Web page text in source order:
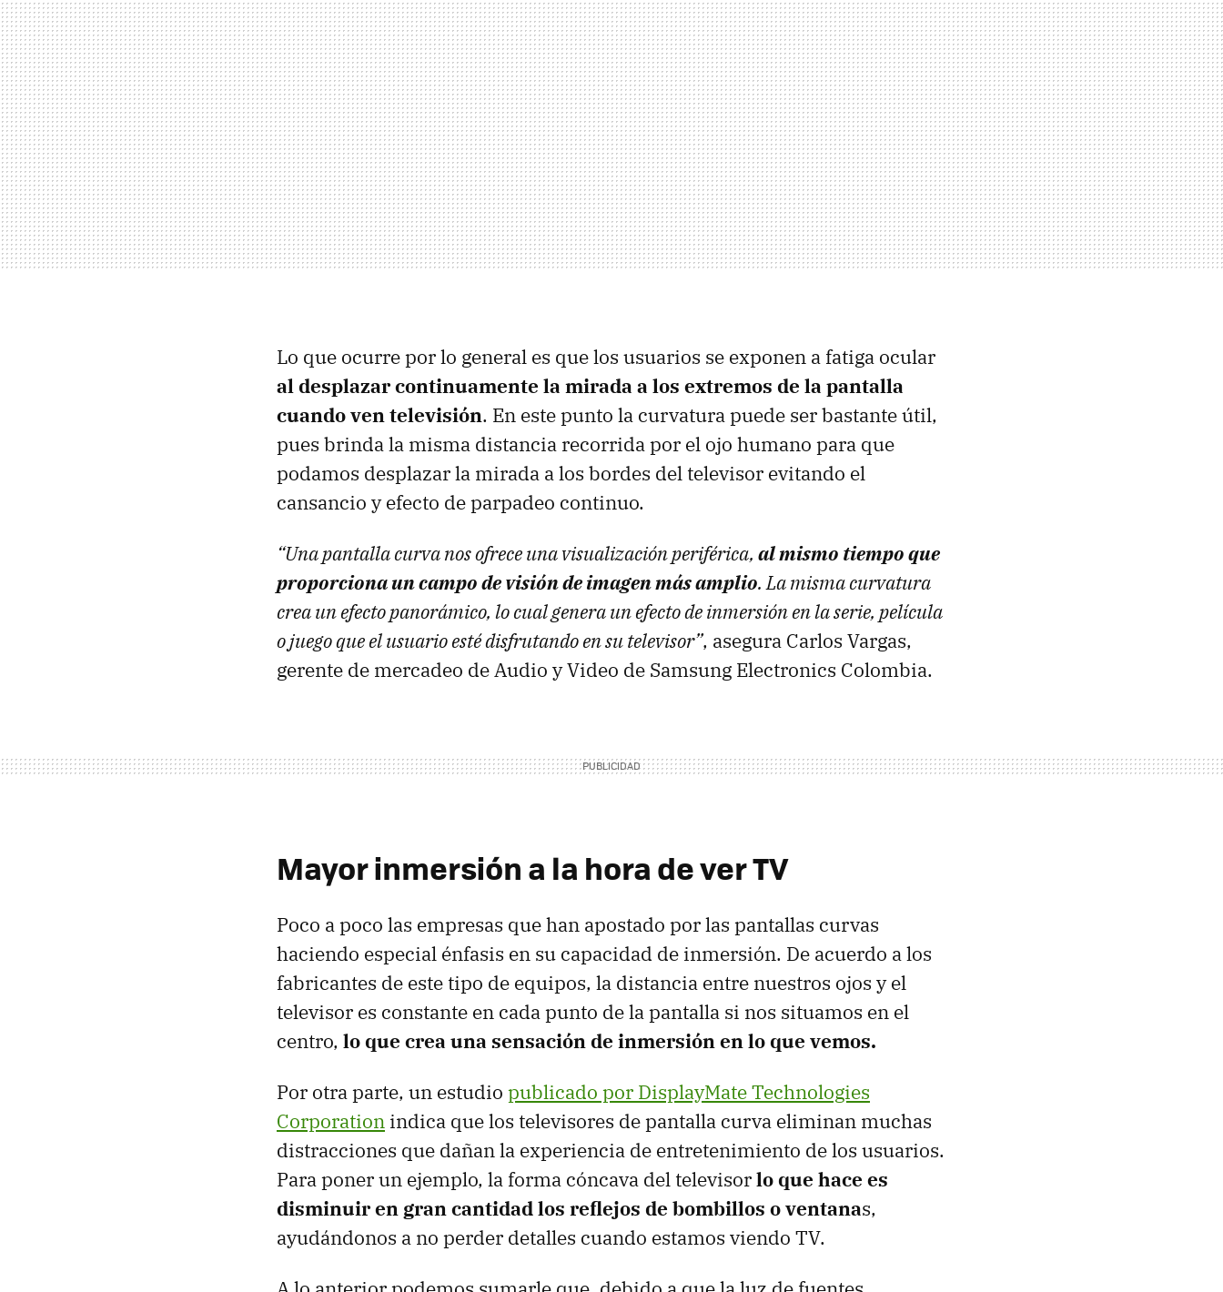
Lo que ocurre por lo general es que los usuarios se exponen a fatiga ocular
al desplazar continuamente la mirada a los extremos de la pantalla
cuando ven televisión. En este punto la curvatura puede ser bastante útil,
pues brinda la misma distancia recorrida por el ojo humano para que
podamos desplazar la mirada a los bordes del televisor evitando el
cansancio y efecto de parpadeo continuo.
“Una pantalla curva nos ofrece una visualización periférica, al mismo tiempo que
proporciona un campo de visión de imagen más amplio. La misma curvatura
crea un efecto panorámico, lo cual genera un efecto de inmersión en la serie, película
o juego que el usuario esté disfrutando en su televisor”, asegura Carlos Vargas,
gerente de mercadeo de Audio y Video de Samsung Electronics Colombia.
Mayor inmersión a la hora de ver TV
Poco a poco las empresas que han apostado por las pantallas curvas
haciendo especial énfasis en su capacidad de inmersión. De acuerdo a los
fabricantes de este tipo de equipos, la distancia entre nuestros ojos y el
televisor es constante en cada punto de la pantalla si nos situamos en el
centro, lo que crea una sensación de inmersión en lo que vemos.
Por otra parte, un estudio publicado por DisplayMate Technologies
Corporation indica que los televisores de pantalla curva eliminan muchas
distracciones que dañan la experiencia de entretenimiento de los usuarios.
Para poner un ejemplo, la forma cóncava del televisorlo que hace es
disminuir en gran cantidad los reflejos de bombillos o ventanas,
ayudándonos a no perder detalles cuando estamos viendo TV.